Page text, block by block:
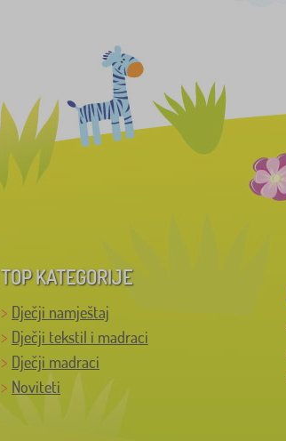
TOP KATEGORIJE
Dječji namještaj
Dječji tekstil i madraci
Dječji madraci
Noviteti